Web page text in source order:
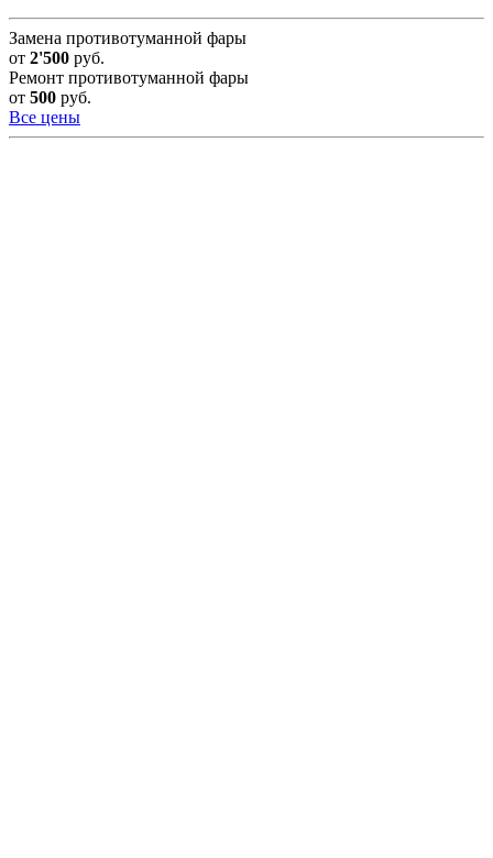
Замена противотуманной фары
от 2'500 руб.
Ремонт противотуманной фары
от 500 руб.
Все цены